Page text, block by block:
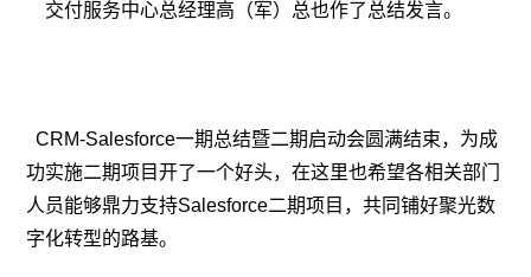
交付服务中心总经理高（军）总也作了总结发言。
CRM-Salesforce一期总结暨二期启动会圆满结束，为成
功实施二期项目开了一个好头，在这里也希望各相关部门
人员能够鼎力支持Salesforce二期项目，共同铺好聚光数
字化转型的路基。